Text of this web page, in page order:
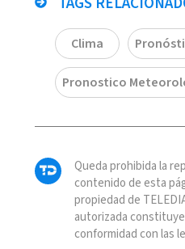
Clima
Pronostico
Queda prohibida la
contenido de esta
propiedad de
autorizada
conformidad con las